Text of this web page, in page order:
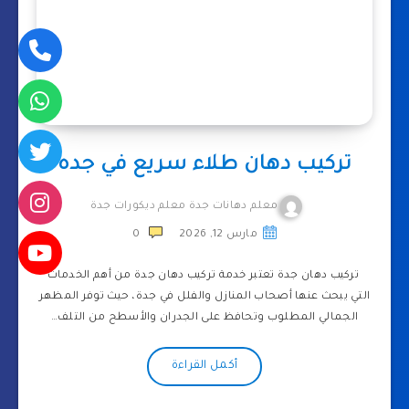
تركيب دهان طلاء سريع في جده
معلم دهانات جدة معلم ديكورات جدة
مارس 12, 2026 0
تركيب دهان جدة تعتبر خدمة تركيب دهان جدة من أهم الخدمات
التي يبحث عنها أصحاب المنازل والفلل في جدة، حيث توفر المظهر
الجمالي المطلوب وتحافظ على الجدران والأسطح من التلف…
أكمل القراءة